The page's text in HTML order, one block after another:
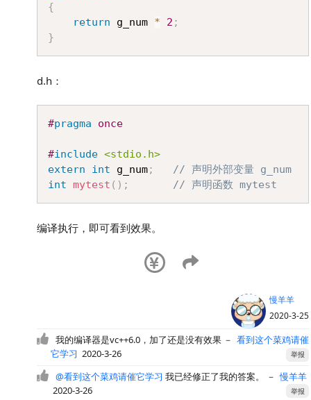
{
return g_num * 2 ;
}
d.h：
#pragma once
#include <stdio.h>
extern
int g_num;
// 声明外部变量 g_num
int mytest ( ) ; // 声明函数 mytest
编译执行，即可看到效果。
慢羊羊
2020-3-25
我的编译器是vc++6.0，加了还是没有效果 － 看到这个菜鸡请催
它学习 2020-3-26 举报
@看到这个菜鸡请催它学习 我已经修正了我的答案。 －慢羊羊
2020-3-26
举报